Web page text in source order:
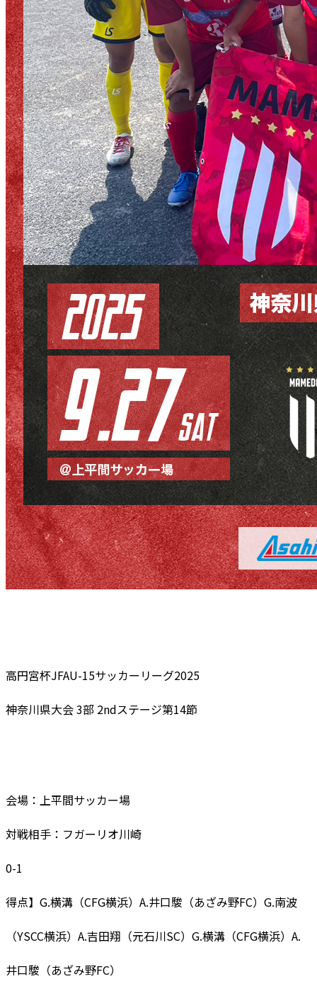
高円宮杯JFAU-15サッカーリーグ2025
神奈川県大会 3部 2ndステージ第14節
会場：上平間サッカー場
対戦相手：フガーリオ川崎
0-1
得点】G.横溝（CFG横浜）A.井口駿（あざみ野FC）G.南波
（YSCC横浜）A.吉田翔（元石川SC）G.横溝（CFG横浜）A.
井口駿（あざみ野FC）